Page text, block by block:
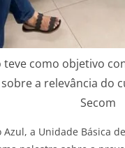
teve como objetivo
a relevância do
Secom
a Unidade Básica